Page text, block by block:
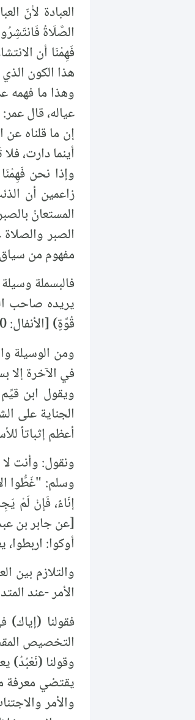
العبادة لأنّ
الصَّلَاةُ
فَهِمْنَا أن
هذا الكون
وهذا ما فهمه
عياله، قال
إن ما قلناه عن
أينما دارت،
وإذا نحن
المستعانُ
الصبر
مفهوم من سياق
فالبسملة
يريده صاحب
قُوَّةٍ) [الأنفال: 60]، فهو أيضاً وسيلة واستعانة، الهدف منها منع الأعداء من التفكير في العدوان وممارسته.
ومن الوسيلة
في الآخرة إلا
ويقول ابن
الجناية على
أعظم إثباتاً
ونقول: وأنت
وسلم: "غَطُّوا
إنَاءً، فَإِنْ لَمْ
[عن جابر بن
أوكوا:
الأمر -عند
فقولنا
التخصيص
وقولنا (نَعْبُدُ)
يقتضي معرفة
والأمر